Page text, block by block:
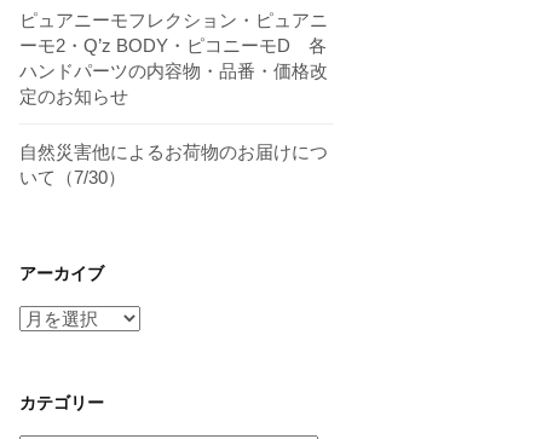
ピュアニーモフレクション・ピュアニ
ーモ2・Q’z BODY・ピコニーモD 各
ハンドパーツの内容物・品番・価格改
定のお知らせ
自然災害他によるお荷物のお届けにつ
いて（7/30）
アーカイブ
ア
イ
ブ
カテゴリー